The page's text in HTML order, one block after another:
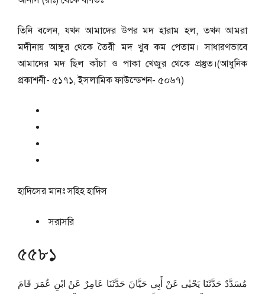
তিনি বলেন, যখন আমাদের উপর মদ হারাম হল, তখন আমরা
মদীনায় আঙ্গুর থেকে তৈরী মদ খুব কম পেতাম। সাধারণভাবে
আমাদের মদ ছিল কাঁচা ও পাকা খেজুর থেকে প্রস্তুত।(আধুনিক
প্রকাশনী- ৫১৭১, ইসলামিক ফাউন্ডেশন- ৫০৬৭)
হাদিসের মানঃসহিহ হাদিস
সরাসরি
৫৫৮১
مُسَدَّدٌ حَدَّثَنَا يَحْيٰى عَنْ أَبِي حَيَّانَ حَدَّثَنَا عَامِرٌ عَنْ ابْنِ عُمَرَ قَامَ